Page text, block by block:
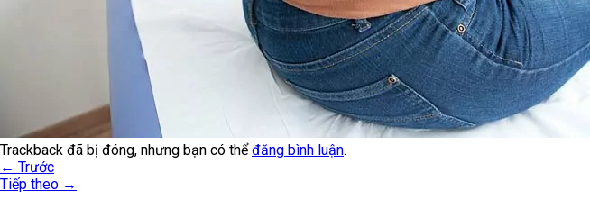
Trackback đã bị đóng, nhưng bạn có thểđăng bình luận.
← Trước
Tiếp theo →